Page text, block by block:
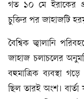
গত ১০ মে ইরাকের
চুক্তির পর জাহাজটি
বৈশ্বিক জ্বালানি
জাহাজ চলাচলের
বহুমাত্রিক ব্যবস্থা
ছিল তারই অংশ। বার্তা